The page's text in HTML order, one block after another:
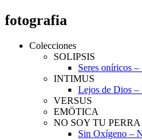
fotografia
Colecciones
SOLIPSIS
Seres oníricos –
INTIMUS
Lejos de Dios –
VERSUS
EMÖTICA
NO SOY TU PERRA
Sin Oxígeno –